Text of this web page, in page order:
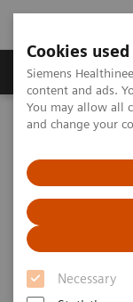
Cookies
Siemens
content and ads.
You may allow all
and change your
Necessary
Fachbereiche
Startseite